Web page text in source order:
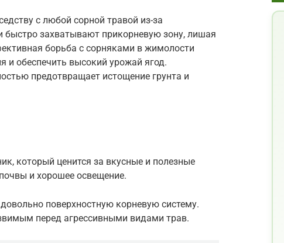
с любой сорной травой из-за
быстро захватывают прикорневую зону, лишая
борьба с сорняками в жимолости
и обеспечить высокий урожай ягод.
предотвращает истощение грунта и
который ценится за вкусные и полезные
и хорошее освещение.
поверхностную корневую систему.
перед агрессивными видами трав.